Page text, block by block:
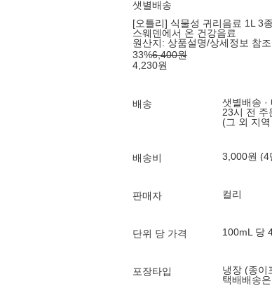
샛별배송
[오틀리] 식물성 귀리음료 1L 3
스웨덴에서 온 건강음료
원산지: 상품설명/상세정보 참조
33%6,400원
4,230원
배송
샛별배송 ·
23시 전 주
(그 외 지
배송비 3,000원 (4
판매자 컬리
단위 당 가격 100mL 당
포장타입
냉장 (종이
택배배송